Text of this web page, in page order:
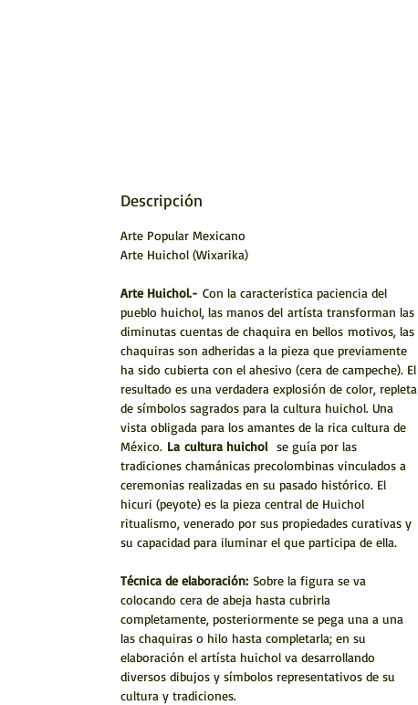
Descripción
Arte Popular Mexicano
Arte Huichol (Wixarika)
Arte Huichol.- Con la característica paciencia del
pueblo huichol, las manos del artísta transforman las
diminutas cuentas de chaquira en bellos motivos, las
chaquiras son adheridas a la pieza que previamente
ha sido cubierta con el ahesivo (cera de campeche). El
resultado es una verdadera explosión de color, repleta
de símbolos sagrados para la cultura huichol. Una
vista obligada para los amantes de la rica cultura de
México. La cultura huichol se guía por las
tradiciones chamánicas precolombinas vinculados a
ceremonias realizadas en su pasado histórico. El
hicuri (peyote) es la pieza central de Huichol
ritualismo, venerado por sus propiedades curativas y
su capacidad para iluminar el que participa de ella.
Técnica de elaboración: Sobre la figura se va
colocando cera de abeja hasta cubrirla
completamente, posteriormente se pega una a una
las chaquiras o hilo hasta completarla; en su
elaboración el artísta huichol va desarrollando
diversos dibujos y símbolos representativos de su
cultura y tradiciones.